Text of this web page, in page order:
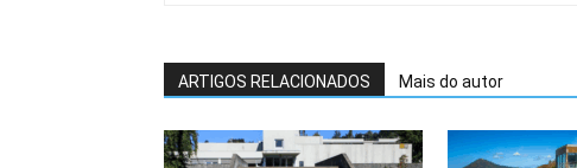
ARTIGOS RELACIONADOS Mais do autor